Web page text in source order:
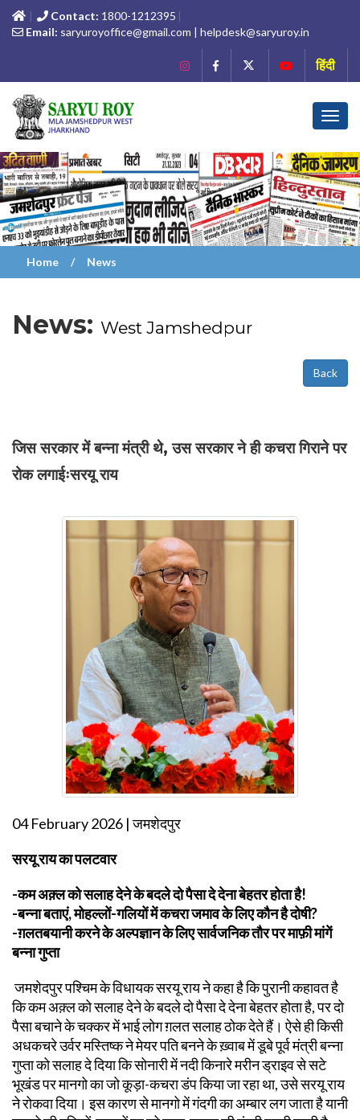
Contact: 1800-1212395
Email: saryuroyoffice@gmail.com | helpdesk@saryuroy.in
हिंदी
Home News
News: West Jamshedpur
Back
जिस सरकार में बन्ना मंत्री थे, उस सरकार ने ही कचरा गिराने पर
रोक लगाईःसरयू राय
04 February 2026 | जमशेदपुर
सरयू राय का पलटवार
-कम अक़्ल को सलाह देने के बदले दो पैसा दे देना बेहतर होता है!
-बन्ना बताएं, मोहल्लों-गलियों में कचरा जमाव के लिए कौन है दोषी?
-ग़लतबयानी करने के अल्पज्ञान के लिए सार्वजनिक तौर पर माफ़ी मांगें
बन्ना गुप्ता
जमशेदपुर पश्चिम के विधायक सरयू राय ने कहा है कि पुरानी कहावत है
कि कम अक़्ल को सलाह देने के बदले दो पैसा दे देना बेहतर होता है, पर दो
पैसा बचाने के चक्कर में भाई लोग ग़लत सलाह ठोक देते हैं। ऐसे ही किसी
अधकचरे उर्वर मस्तिष्क ने मेयर पति बनने के ख़्वाब में डूबे पूर्व मंत्री बन्ना
गुप्ता को सलाह दे दिया कि सोनारी में नदी किनारे मरीन ड्राइव से सटे
भूखंड पर मानगो का जो कूड़ा-कचरा डंप किया जा रहा था, उसे सरयू राय
ने रोकवा दिया। इस कारण से मानगो में गंदगी का अम्बार लग जाता है यानी